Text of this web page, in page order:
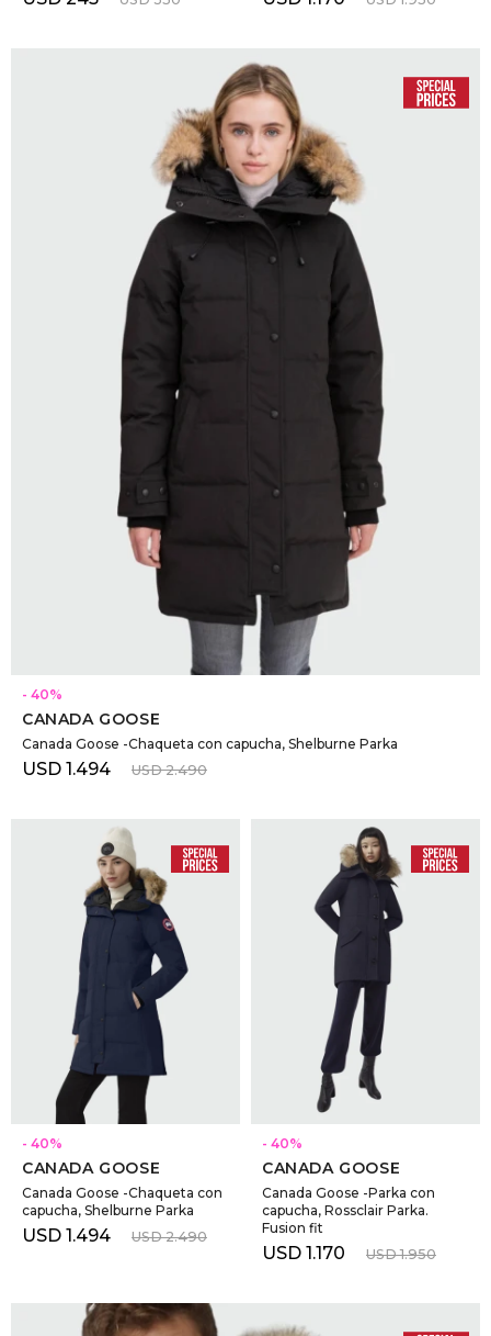
SELECCIONAR TALLE
40
CANADA GOOSE
Canada Goose -Chaqueta con capucha, Shelburne Parka
USD 1.494 USD 2.490
SELECCIONAR TALLE
40
CANADA GOOSE
Canada Goose -Chaqueta con
capucha, Shelburne Parka
USD 1.494 USD 2.490
SELECCIONAR TALLE
40
CANADA GOOSE
Canada Goose -Parka con
capucha, Rossclair Parka.
Fusion fit
USD 1.170 USD 1.950